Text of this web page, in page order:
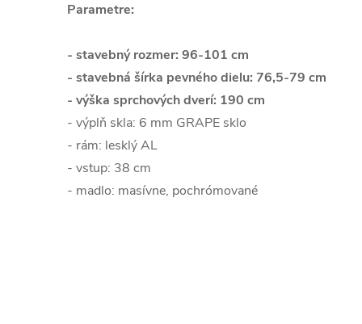
Parametre:
- stavebný rozmer: 96-101 cm
- stavebná šírka pevného dielu: 76,5-79 cm
- výška sprchových dverí: 190 cm
- výplň skla: 6 mm GRAPE sklo
- rám: lesklý AL
- vstup: 38 cm
- madlo: masívne, pochrómované